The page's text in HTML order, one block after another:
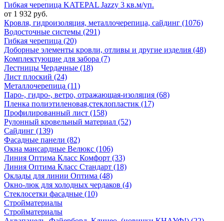
Гибкая черепица KATEPAL Jazzy 3 кв.м/уп.
от 1 932 руб.
Кровля, гидроизоляция, металлочерепица, сайдинг (1076)
Водосточные системы (291)
Гибкая черепица (20)
Доборные элементы кровли, отливы и другие изделия (48)
Комплектующие для забора (7)
Лестницы Чердачные (18)
Лист плоский (24)
Металлочерепица (11)
Паро-, гидро-, ветро, отражающая-изоляция (68)
Пленка полиэтиленовая,стеклопластик (17)
Профилированный лист (158)
Рулонный кровельный материал (52)
Сайдинг (139)
Фасадные панели (82)
Окна мансардные Велюкс (106)
Линия Оптима Класс Комфорт (33)
Линия Оптима Класс Стандарт (18)
Оклады для линии Оптима (48)
Окно-люк для холодных чердаков (4)
Стеклосетки фасадные (10)
Стройматериалы
Стройматериалы